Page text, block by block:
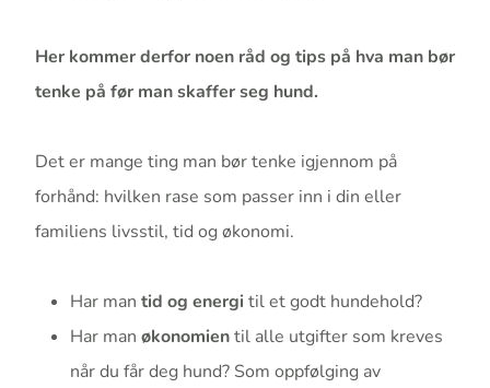
Her kommer derfor noen råd og tips på hva man bør
tenke på før man skaffer seg hund.
Det er mange ting man bør tenke igjennom på
forhånd: hvilken rase som passer inn i din eller
familiens livsstil, tid og økonomi.
Har man tid og energitil et godt hundehold?
Har man økonomientil alle utgifter som kreves
når du får deg hund? Som oppfølging av